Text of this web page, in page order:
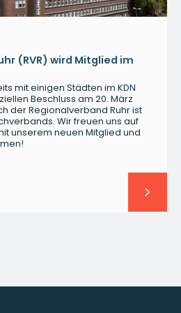
(RVR) wird Mitglied im
mit einigen Städten im KDN
Beschluss am 20. März
der Regionalverband Ruhr ist
Wir freuen uns auf
unserem neuen Mitglied und